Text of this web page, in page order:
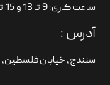
ساعت کاری: 9 تا 13 و 15 تا 19
آدرس :
سنندج، خیابان فلسطین،‌